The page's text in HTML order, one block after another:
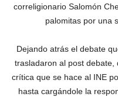
correligionario Salomón
palomitas por una
Dejando atrás el debate
trasladaron al post
crítica que se hace al INE
hasta cargándole la